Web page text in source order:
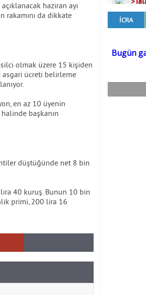
haziran ayı
rakamını da dikkate
olmak üzere 15 kişiden
asgari ücreti belirleme
en az 10 üyenin
başkanın
düştüğünde net 8 bin
40 kuruş. Bunun 10 bin
primi, 200 lira 16